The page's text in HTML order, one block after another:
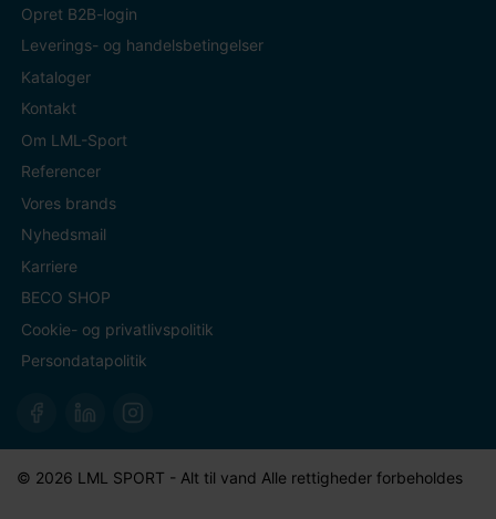
Opret B2B-login
Leverings- og handelsbetingelser
Kataloger
Kontakt
Om LML-Sport
Referencer
Vores brands
Nyhedsmail
Karriere
BECO SHOP
Cookie- og privatlivspolitik
Persondatapolitik
© 2026 LML SPORT - Alt til vand Alle rettigheder forbeholdes